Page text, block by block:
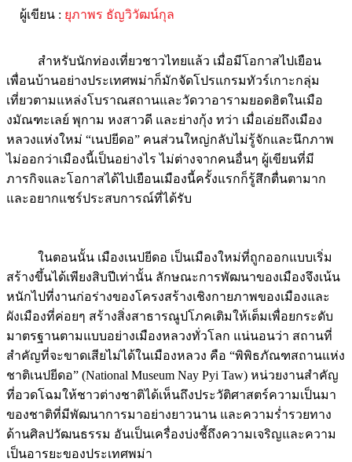
ผู้เขียน : ยุภาพร ธัญวิวัฒน์กุล
สำหรับนักท่องเที่ยวชาวไทยแล้ว เมื่อมีโอกาสไปเยือน
เพื่อนบ้านอย่างประเทศพม่าก็มักจัดโปรแกรมทัวร์เกาะกลุ่ม
เที่ยวตามแหล่งโบราณสถานและวัดวาอารามยอดฮิตในเมือ
งมัณฑะเลย์ พุกาม หงสาวดี และย่างกุ้ง ทว่า เมื่อเอ่ยถึงเมือง
หลวงแห่งใหม่ “เนปยีดอ” คนส่วนใหญ่กลับไม่รู้จักและนึกภาพ
ไม่ออกว่าเมืองนี้เป็นอย่างไร ไม่ต่างจากคนอื่นๆ ผู้เขียนที่มี
ภารกิจและโอกาสได้ไปเยือนเมืองนี้ครั้งแรกก็รู้สึกตื่นตามาก
และอยากแชร์ประสบการณ์ที่ได้รับ
ในตอนนั้น เมืองเนปยีดอ เป็นเมืองใหม่ที่ถูกออกแบบเริ่ม
สร้างขึ้นได้เพียงสิบปีเท่านั้น ลักษณะการพัฒนาของเมืองจึงเน้น
หนักไปที่งานก่อร่างของโครงสร้างเชิงกายภาพของเมืองและ
ผังเมืองที่ค่อยๆ สร้างสิ่งสาธารณูปโภคเติมให้เต็มเพื่อยกระดับ
มาตรฐานตามแบบอย่างเมืองหลวงทั่วโลก แน่นอนว่า สถานที่
สำคัญที่จะขาดเสียไม่ได้ในเมืองหลวง คือ “พิพิธภัณฑสถานแห่ง
ชาติเนปยีดอ” (National Museum Nay Pyi Taw) หน่วยงานสำคัญ
ที่อวดโฉมให้ชาวต่างชาติได้เห็นถึงประวัติศาสตร์ความเป็นมา
ของชาติที่มีพัฒนาการมาอย่างยาวนาน และความร่ำรวยทาง
ด้านศิลปวัฒนธรรม อันเป็นเครื่องบ่งชี้ถึงความเจริญและความ
เป็นอารยะของประเทศพม่า